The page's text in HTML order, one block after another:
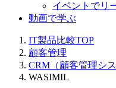
イベントでリ
動画で学ぶ
IT製品比較TOP
顧客管理
CRM（顧客管理シス
WASIMIL